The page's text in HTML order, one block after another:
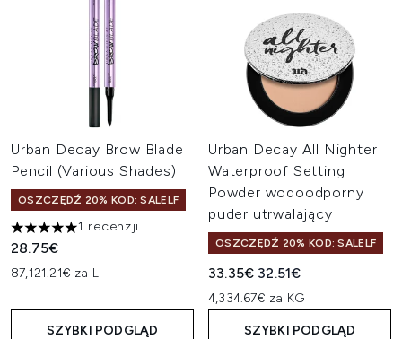
Urban Decay Brow Blade
Pencil (Various Shades)
OSZCZĘDŹ 20% KOD: SALELF
5 gwiazdek na maksymalnie 5
1 recenzji
28.75€
87,121.21€ za L
SZYBKI PODGLĄD
Urban Decay All Nighter
Waterproof Setting
Powder wodoodporny
puder utrwalający
OSZCZĘDŹ 20% KOD: SALELF
Sugerowana cena
33.35€ Aktualna cena:
32.51€
4,334.67€ za KG
SZYBKI PODGLĄD